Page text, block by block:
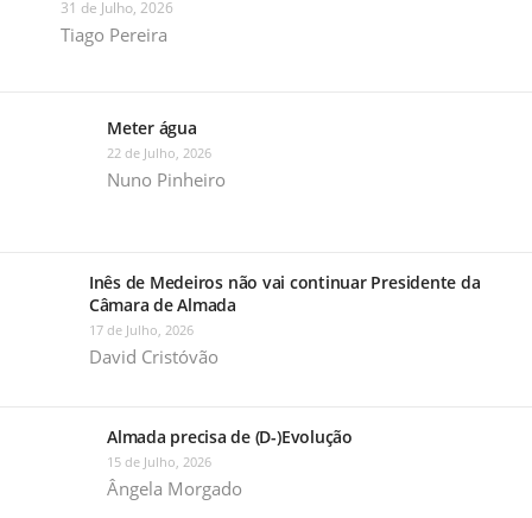
31 de Julho, 2026
Tiago Pereira
Meter água
22 de Julho, 2026
Nuno Pinheiro
Inês de Medeiros não vai continuar Presidente da
Câmara de Almada
17 de Julho, 2026
David Cristóvão
Almada precisa de (D-)Evolução
15 de Julho, 2026
Ângela Morgado